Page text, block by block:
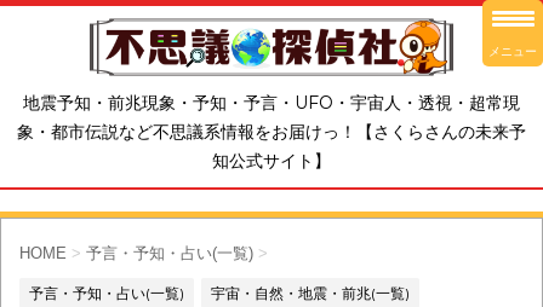
地震予知・前兆現象・予知・予言・UFO・宇宙人・透視・超常現
象・都市伝説など不思議系情報をお届けっ！【さくらさんの未来予
知公式サイト】
HOME > 予言・予知・占い(一覧) >
予言・予知・占い(一覧) 宇宙・自然・地震・前兆(一覧)
メニュー